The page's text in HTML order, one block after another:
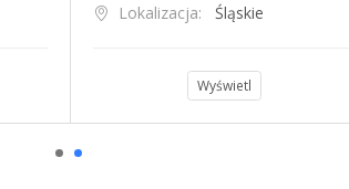
Lokalizacja:
Śląskie
Wyświetl